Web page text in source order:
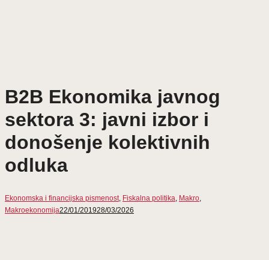
B2B Ekonomika javnog
sektora 3: javni izbor i
donošenje kolektivnih
odluka
Ekonomska i financijska pismenost, Fiskalna politika, Makro,
Makroekonomija22/01/201928/03/2026